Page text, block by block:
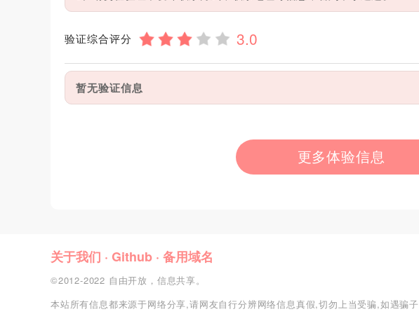
验证综合评分
暂无验证信息
更多体验信息
关于我们 · Github · 备用域名
©2012-2022 自由开放，信息共享。
本站所有信息都来源于网络分享,请网友自行分辨网络信息真假,切勿上当受骗,如遇骗